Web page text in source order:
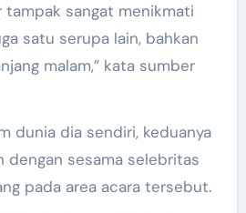
tampak sangat menikmati
satu serupa lain, bahkan
malam,” kata sumber
dunia dia sendiri, keduanya
dengan sesama selebritas
pada area acara tersebut.